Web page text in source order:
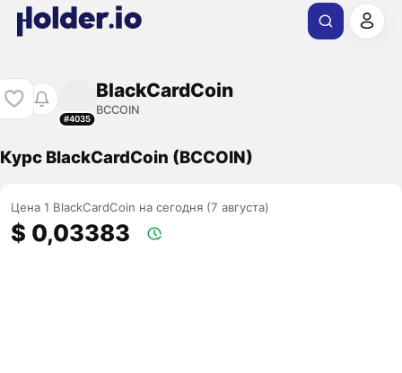
#4035
BlackCardCoin
BCCOIN
Курс BlackCardCoin (BCCOIN)
Цена 1 BlackCardCoin на сегодня (7 августа)
$ 0,03383